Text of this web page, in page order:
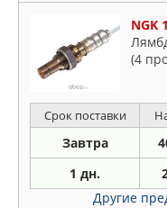
NGK
(4
Срок поставки
Завтра
1 дн.
Другие